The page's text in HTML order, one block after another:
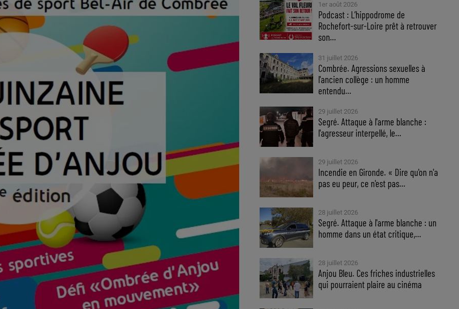
1er août 2026
Podcast : L’hippodrome de
Rochefort-sur-Loire prêt à retrouver
son...
31 juillet 2026
Combrée. Agressions sexuelles à
l'ancien collège : un homme
entendu...
29 juillet 2026
Segré. Attaque à l'arme blanche :
l'agresseur interpellé, le...
29 juillet 2026
Incendie en Gironde. « Dire qu'on n'a
pas eu peur, ce n'est pas...
28 juillet 2026
Segré. Attaque à l'arme blanche : un
homme dans un état critique,...
28 juillet 2026
Anjou Bleu. Ces friches industrielles
qui pourraient plaire au cinéma